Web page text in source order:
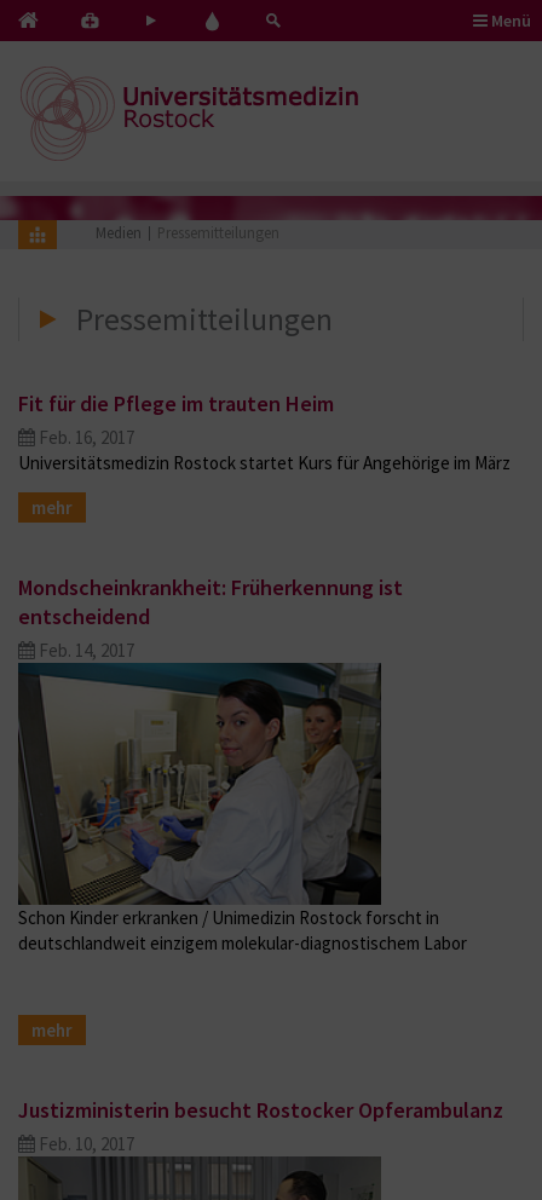
Kontakt
Notfälle
Pflege
Herz
Blut
Menü
Medien Pressemitteilungen
Pressemitteilungen
Fit für die Pflege im trauten Heim
Feb. 16, 2017
Universitätsmedizin Rostock startet Kurs für Angehörige im März
mehr
Mondscheinkrankheit: Früherkennung ist
entscheidend
Feb. 14, 2017
Schon Kinder erkranken / Unimedizin Rostock forscht in
deutschlandweit einzigem molekular-diagnostischem Labor
mehr
Justizministerin besucht Rostocker Opferambulanz
Feb. 10, 2017